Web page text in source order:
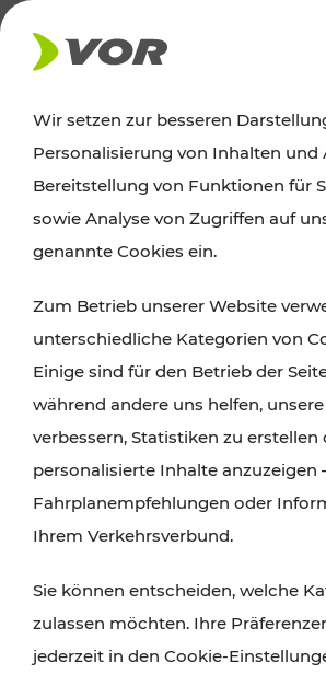
AKTUELLES
News
Alle wichtigen Meldungen zu
finden Sie hier im Überblick.
Wir setzen zur besseren
Personalisierung von Inhalten und
Bereitstellung von Funktionen für
sowie Analyse von Zugriffen auf
genannte Cookies ein.
Zum Betrieb unserer Website
unterschiedliche Kategorien von
Einige sind für den Betrieb der
während andere uns helfen, unsere
verbessern, Statistiken zu erstellen
personalisierte Inhalte anzuzeigen
Fahrplanempfehlungen oder
Ihrem Verkehrsverbund.
Sie können entscheiden, welche
zulassen möchten. Ihre
jederzeit in den Cookie-